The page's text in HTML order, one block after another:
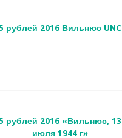
рублей 2016 Вильнюс UNC
рублей 2016 «Вильнюс, 13
июля 1944 г»